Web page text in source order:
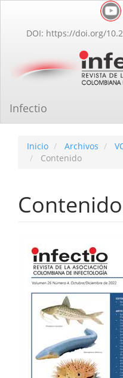
Contenido
principal
lateral
DOI: https://doi.org/
Infectio
Inicio Archivos
Contenido
Contenido
Barra
lateral
del
artículo